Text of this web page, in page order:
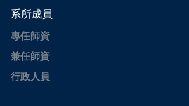
系所成員
專任師資
兼任師資
行政人員